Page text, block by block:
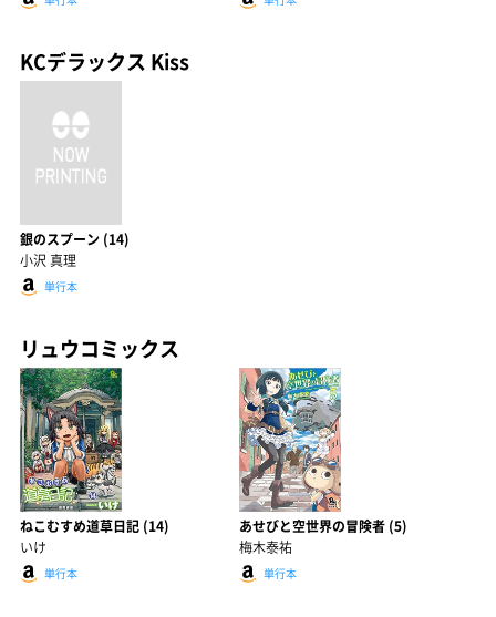
KCデラックス Kiss
銀のスプーン (14)
小沢 真理
単行本
リュウコミックス
ねこむすめ道草日記 (14)
いけ
単行本
あせびと空世界の冒険者 (5)
梅木泰祐
単行本